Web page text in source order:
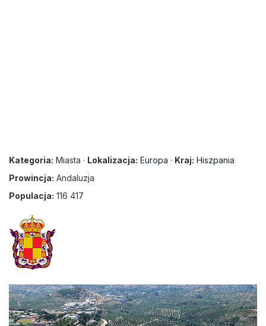
Kategoria: Miasta · Lokalizacja: Europa · Kraj: Hiszpania
Prowincja: Andaluzja
Populacja: 116 417